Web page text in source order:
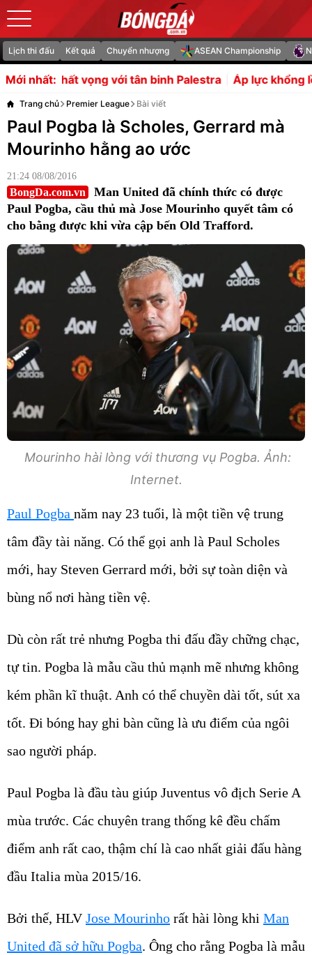
Lịch thi đấu Kết quả Chuyển nhượng ASEAN Championship
Mới nhất:
với tân binh Palestra Áp lực khổng lồ chờ đợi Yan
Trang chủ Premier League Bài viết
Paul Pogba là Scholes, Gerrard mà
Mourinho hằng ao ước
21:24 08/08/2016
BongDa.com.vn
Man United đã chính thức có được
Paul Pogba, cầu thủ mà Jose Mourinho quyết tâm có
cho bằng được khi vừa cập bến Old Trafford.
Mourinho hài lòng với thương vụ Pogba. Ảnh:
Internet.
Paul Pogba năm nay 23 tuổi, là một tiền vệ trung
tâm đầy tài năng. Có thể gọi anh là Paul Scholes
mới, hay Steven Gerrard mới, bởi sự toàn diện và
bùng nổ nơi hàng tiền vệ.
Dù còn rất trẻ nhưng Pogba thi đấu đầy chững chạc,
tự tin. Pogba là mẫu cầu thủ mạnh mẽ nhưng không
kém phần kĩ thuật. Anh có thể chuyền dài tốt, sút xa
tốt. Đi bóng hay ghi bàn cũng là ưu điểm của ngôi
sao người pháp.
Paul Pogba là đầu tàu giúp Juventus vô địch Serie A
mùa trước. Các chuyên trang thống kê đều chấm
điểm anh rất cao, thậm chí là cao nhất giải đấu hàng
đầu Italia mùa 2015/16.
Bởi thế, HLVJose Mourinho rất hài lòng khi Man
United đã sở hữu Pogba. Ông cho rằng Pogba là mẫu